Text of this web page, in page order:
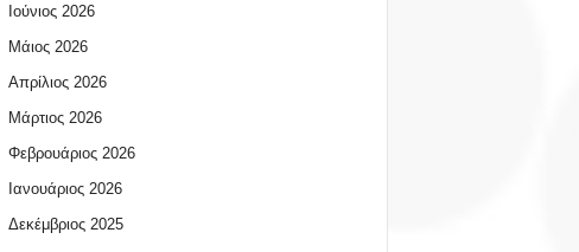
Ιούνιος 2026
Μάιος 2026
Απρίλιος 2026
Μάρτιος 2026
Φεβρουάριος 2026
Ιανουάριος 2026
Δεκέμβριος 2025